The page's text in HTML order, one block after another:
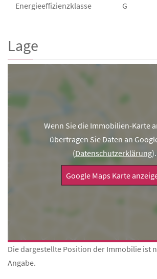
Energie­effizienz­klasse
G
Lage
Wenn Sie die Immobilien-Karte
übertragen Sie Daten an
(Datenschutzerklärung).
Google Maps Karte
Die dargestellte Position der Immobilie ist
Angabe.